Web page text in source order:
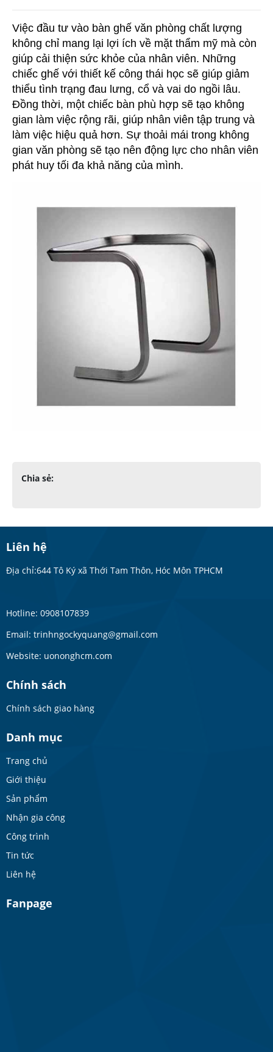
Việc đầu tư vào bàn ghế văn phòng chất lượng
không chỉ mang lại lợi ích về mặt thẩm mỹ mà còn
giúp cải thiện sức khỏe của nhân viên. Những
chiếc ghế với thiết kế công thái học sẽ giúp giảm
thiểu tình trạng đau lưng, cổ và vai do ngồi lâu.
Đồng thời, một chiếc bàn phù hợp sẽ tạo không
gian làm việc rộng rãi, giúp nhân viên tập trung và
làm việc hiệu quả hơn. Sự thoải mái trong không
gian văn phòng sẽ tạo nên động lực cho nhân viên
phát huy tối đa khả năng của mình.
Chia sẻ:
Liên hệ
Địa chỉ:644 Tô Ký xã Thới Tam Thôn, Hóc Môn TPHCM
Hotline: 0908107839
Email: trinhngockyquang@gmail.com
Website: uononghcm.com
Chính sách
Chính sách giao hàng
Danh mục
Trang chủ
Giới thiệu
Sản phẩm
Nhận gia công
Công trình
Tin tức
Liên hệ
Fanpage